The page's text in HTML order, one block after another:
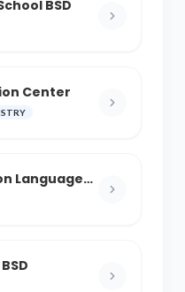
BSD
Center
Language